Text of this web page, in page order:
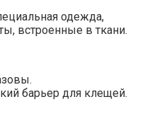
одежда,
встроенные в ткани.
барьер для клещей.